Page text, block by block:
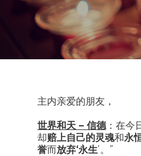
主内亲爱的朋友，
世界和天 – 信德：在今
却赔上自己的灵魂和永
誉而放弃‘永生’。”